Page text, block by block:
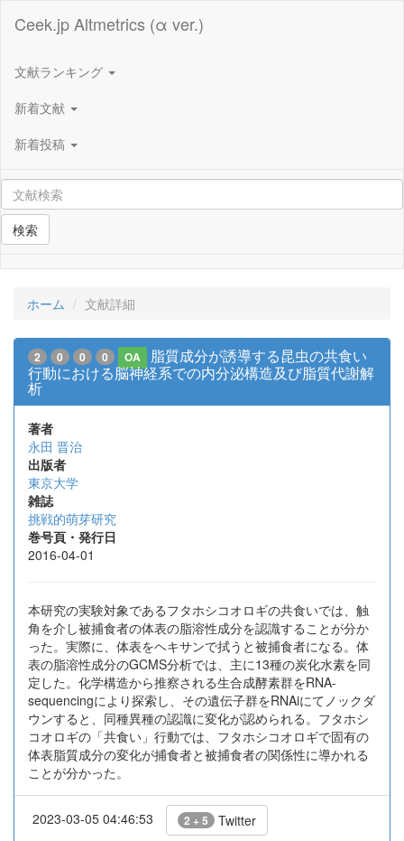
Ceek.jp Altmetrics (α ver.)
文献ランキング
新着文献
新着投稿
検索
ホーム 文献詳細
2 0 0 0 OA
脂質成分が誘導する昆虫の共食い
行動における脳神経系での内分泌構造及び脂質代謝解
析
著者
永田 晋治
出版者
東京大学
雑誌
挑戦的萌芽研究
巻号頁・発行日
2016-04-01
本研究の実験対象であるフタホシコオロギの共食いでは、触
角を介し被捕食者の体表の脂溶性成分を認識することが分か
った。実際に、体表をヘキサンで拭うと被捕食者になる。体
表の脂溶性成分のGCMS分析では、主に13種の炭化水素を同
定した。化学構造から推察される生合成酵素群をRNA-
sequencingにより探索し、その遺伝子群をRNAiにてノックダ
ウンすると、同種異種の認識に変化が認められる。フタホシ
コオロギの「共食い」行動では、フタホシコオロギで固有の
体表脂質成分の変化が捕食者と被捕食者の関係性に導かれる
ことが分かった。
2023-03-05 04:46:53 2 + 5 Twitter